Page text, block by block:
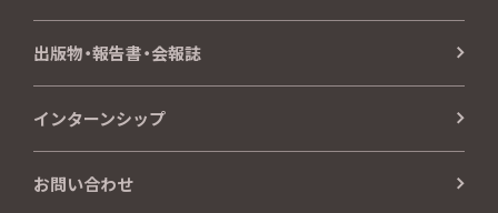
出版物・報告書・会報誌
インターンシップ
お問い合わせ